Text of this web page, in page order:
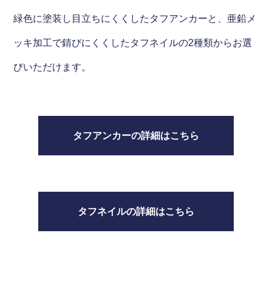
緑色に塗装し目立ちにくくしたタフアンカーと、亜鉛メ
ッキ加工で錆びにくくしたタフネイルの2種類からお選
びいただけます。
タフアンカーの詳細はこちら
タフネイルの詳細はこちら